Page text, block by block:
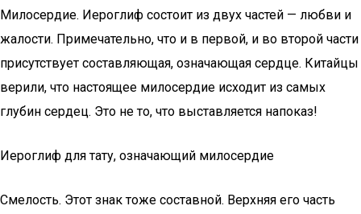
Милосердие. Иероглиф состоит из двух частей — любви и
жалости. Примечательно, что и в первой, и во второй части
присутствует составляющая, означающая сердце. Китайцы
верили, что настоящее милосердие исходит из самых
глубин сердец. Это не то, что выставляется напоказ!
Иероглиф для тату, означающий милосердие
Смелость. Этот знак тоже составной. Верхняя его часть